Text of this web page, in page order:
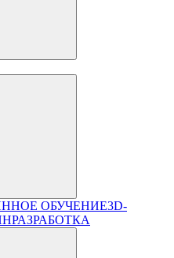
ОБУЧЕНИЕ3D-
РАЗРАБОТКА